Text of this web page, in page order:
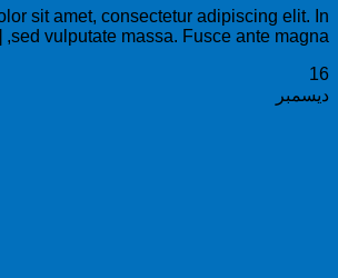
sit amet, consectetur adipiscing elit. In
sed vulputate massa. Fusce ante magna, [...]
16
ديسمبر